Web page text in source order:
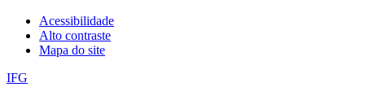
Acessibilidade
Alto contraste
Mapa do site
IFG